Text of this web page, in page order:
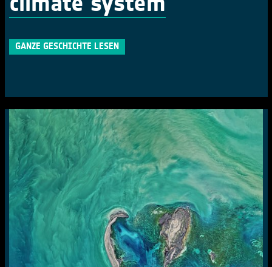
GANZE GESCHICHTE LESEN